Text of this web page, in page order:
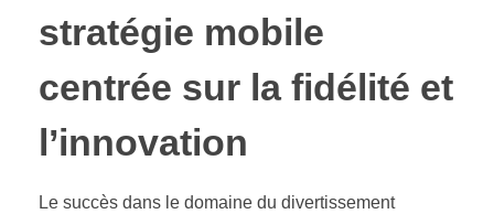
stratégie mobile
centrée sur la fidélité et
l’innovation
Le succès dans le domaine du divertissement